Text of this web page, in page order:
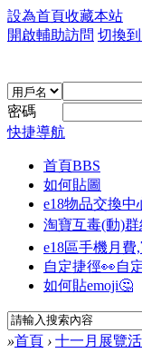
設為首頁收藏本站
開啟輔助訪問 切換
密碼
快捷導航
首頁BBS
如何貼圖
e18物品交換中
淘寶互毒(動)
e18區手機月
自定捷徑👀自
如何貼emoji🤔
»首頁 › 十一月展覽